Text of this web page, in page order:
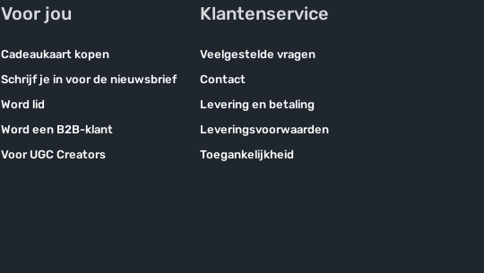
Voor jou
Cadeaukaart kopen
Schrijf je in voor de nieuwsbrief
Word lid
Word een B2B-klant
Voor UGC Creators
Klantenservice
Veelgestelde vragen
Contact
Levering en betaling
Leveringsvoorwaarden
Toegankelijkheid